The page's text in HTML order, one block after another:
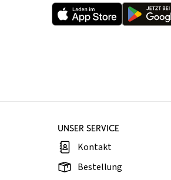
UNSER SERVICE
Kontakt
Bestellung